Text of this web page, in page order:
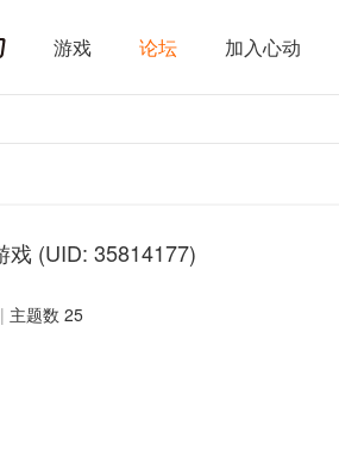
心
动
网
络
游戏 论坛 加入心动
(UID: 35814177)
| 主题数 25